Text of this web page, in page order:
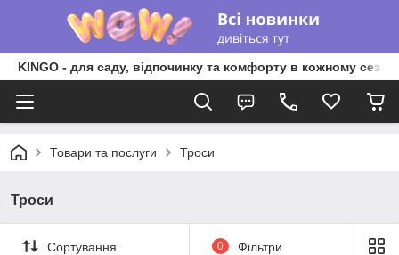
KINGO - для саду, відпочинку та комфорту в кожному
Товари та послуги Троси
Троси
Сортування 0 Фільтри